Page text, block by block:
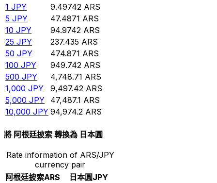
1 JPY 9.49742 ARS
5 JPY 47.4871 ARS
10 JPY 94.9742 ARS
25 JPY 237.435 ARS
50 JPY 474.871 ARS
100 JPY 949.742 ARS
500 JPY 4,748.71 ARS
1,000 JPY 9,497.42 ARS
5,000 JPY 47,487.1 ARS
10,000 JPY 94,974.2 ARS
將 阿根廷披索 轉換為 日本圓
Rate information of ARS/JPY
currency pair
阿根廷披索ARS 日本圓JPY